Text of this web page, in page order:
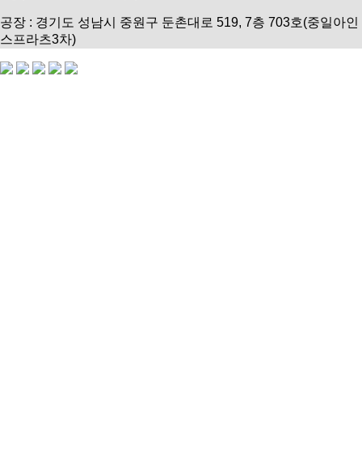
공장 : 경기도 성남시 중원구 둔촌대로 519, 7층 703호(중일아인
스프라츠3차)